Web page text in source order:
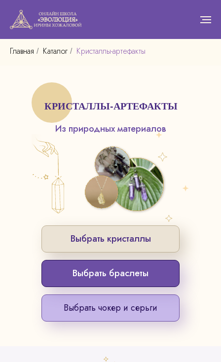
Главная / Каталог / Кристаллы-артефакты
КРИСТАЛЛЫ-АРТЕФАКТЫ
Из природных материалов
Выбрать чокер и серьги
Выбрать кристаллы
Выбрать браслеты